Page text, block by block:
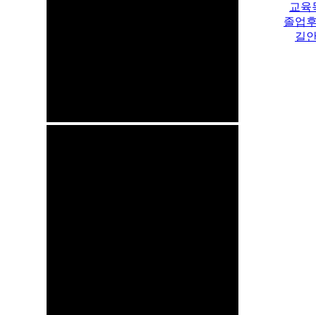
교육
졸업
길